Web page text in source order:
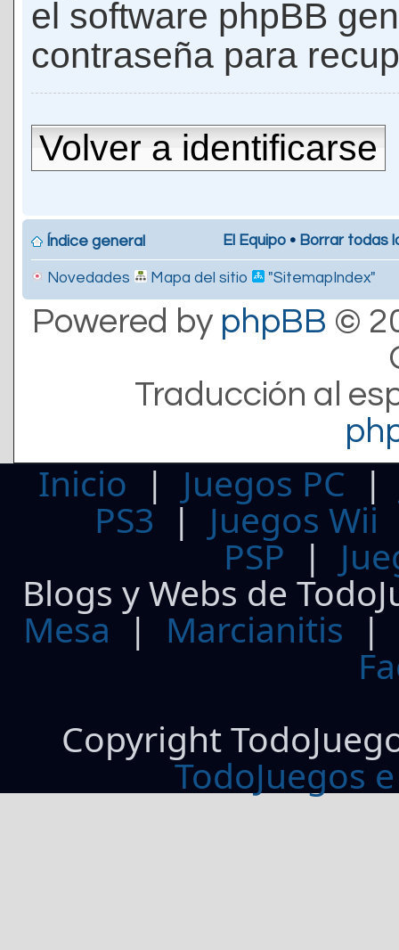
el software phpBB
contraseña para
Volver a identificarse
Índice general El Equipo • Borrar todas
Novedades Mapa del sitio "SitemapIndex"
Powered by phpBB ©
Traducción al
Inicio | Juegos PC
PS3| Juegos Wii
PSP |
Blogs y Webs de
Mesa | Marcianitis |
Copyright
TodoJuegos